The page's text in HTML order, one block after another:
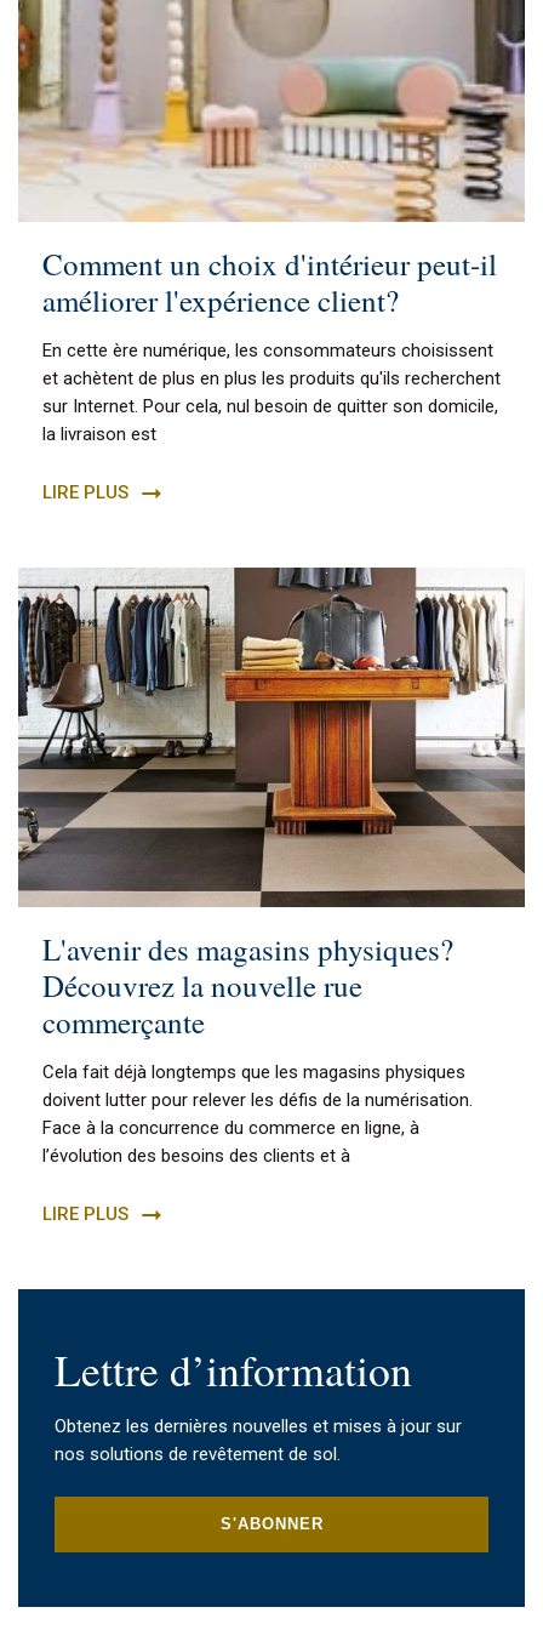
Comment un choix d'intérieur peut-il
améliorer l'expérience client?
En cette ère numérique, les consommateurs choisissent
et achètent de plus en plus les produits qu'ils recherchent
sur Internet. Pour cela, nul besoin de quitter son domicile,
la livraison est
LIRE PLUS
L'avenir des magasins physiques?
Découvrez la nouvelle rue
commerçante
Cela fait déjà longtemps que les magasins physiques
doivent lutter pour relever les défis de la numérisation.
Face à la concurrence du commerce en ligne, à
l’évolution des besoins des clients et à
LIRE PLUS
Lettre d’information
Obtenez les dernières nouvelles et mises à jour sur
nos solutions de revêtement de sol.
S'ABONNER